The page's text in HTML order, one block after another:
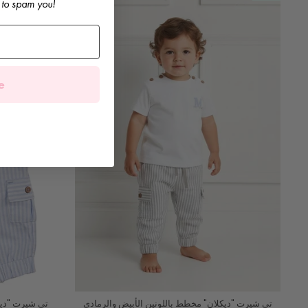
تي شيرت
تي شيرت "ديكلان" مخطط باللونين الأبيض والرمادي
spam you!